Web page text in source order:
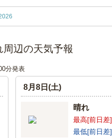
辺の天気予報
分発表
8月8日(土)
晴れ
最高[前日差]
最低[前日差]